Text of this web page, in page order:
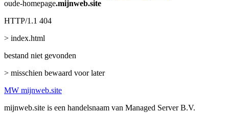
oude-homepage.mijnweb.site
HTTP/1.1 404
> index.html
bestand niet gevonden
> misschien bewaard voor later
MW mijnweb.site
mijnweb.site is een handelsnaam van Managed Server B.V.